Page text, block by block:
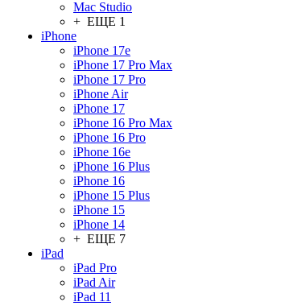
Mac Studio
+ ЕЩЕ 1
iPhone
iPhone 17e
iPhone 17 Pro Max
iPhone 17 Pro
iPhone Air
iPhone 17
iPhone 16 Pro Max
iPhone 16 Pro
iPhone 16e
iPhone 16 Plus
iPhone 16
iPhone 15 Plus
iPhone 15
iPhone 14
+ ЕЩЕ 7
iPad
iPad Pro
iPad Air
iPad 11